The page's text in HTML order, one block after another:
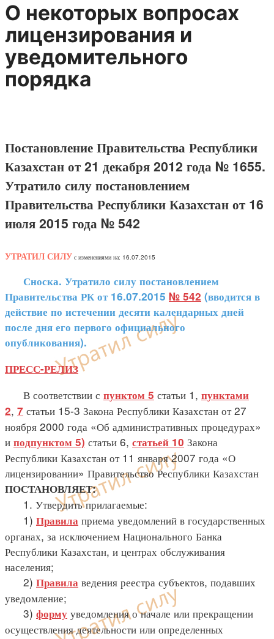
О некоторых вопросах
лицензирования и
уведомительного
порядка
Постановление Правительства Республики
Казахстан от 21 декабря 2012 года № 1655.
Утратило силу постановлением
Правительства Республики Казахстан от 16
июля 2015 года № 542
УТРАТИЛ СИЛУ с изменениями на: 16.07.2015
Сноска. Утратило силу постановлением
Правительства РК от 16.07.2015 № 542 (вводится в
действие по истечении десяти календарных дней
после дня его первого официального
опубликования).
ПРЕСС-РЕЛИЗ
В соответствии с пунктом 5 статьи 1, пунктами
2, 7 статьи 15-3 Закона Республики Казахстан от 27
ноября 2000 года «Об административных процедурах»
и подпунктом 5) статьи 6, статьей 10 Закона
Республики Казахстан от 11 января 2007 года «О
лицензировании» Правительство Республики Казахстан
ПОСТАНОВЛЯЕТ:
1. Утвердить прилагаемые:
1) Правила приема уведомлений в государственных
органах, за исключением Национального Банка
Республики Казахстан, и центрах обслуживания
населения;
2) Правила ведения реестра субъектов, подавших
уведомление;
3) форму уведомления о начале или прекращении
осуществления деятельности или определенных